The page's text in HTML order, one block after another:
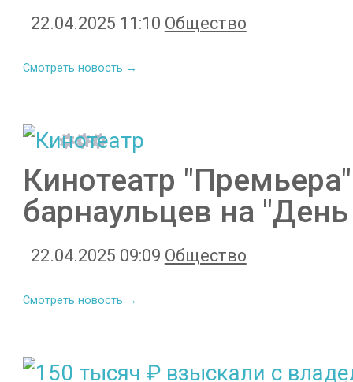
22.04.2025 11:10 Общество
Смотреть новость →
Кинотеатр
барнаульцев на
22.04.2025 09:09 Общество
Смотреть новость →